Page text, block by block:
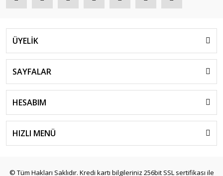
ÜYELİK
SAYFALAR
HESABIM
HIZLI MENÜ
© Tüm Hakları Saklıdır. Kredi kartı bilgileriniz 256bit SSL sertifikası ile